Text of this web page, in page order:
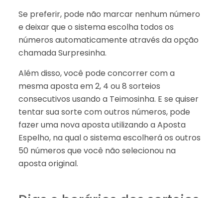
Se preferir, pode não marcar nenhum número
e deixar que o sistema escolha todos os
números automaticamente através da opção
chamada Surpresinha.
Além disso, você pode concorrer com a
mesma aposta em 2, 4 ou 8 sorteios
consecutivos usando a Teimosinha. E se quiser
tentar sua sorte com outros números, pode
fazer uma nova aposta utilizando a Aposta
Espelho, na qual o sistema escolherá os outros
50 números que você não selecionou na
aposta original.